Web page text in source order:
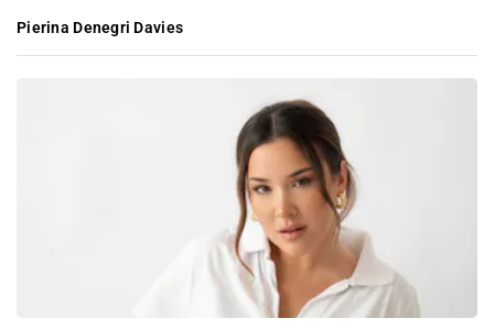
Pierina Denegri Davies